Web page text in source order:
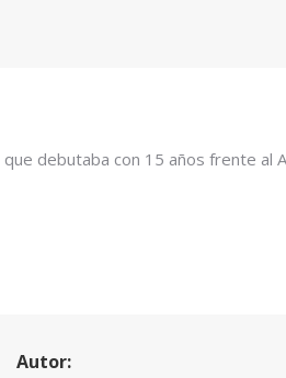
que debutaba con 15 años frente
Autor: